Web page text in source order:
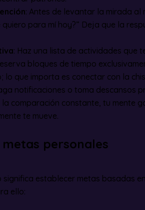
: Antes de levantar la mirada al
quiero para mí hoy?” Deja que la
: Haz una lista de actividades que
bloques de tiempo
lo que importa es conectar con la
notificaciones o toma descansos
la comparación constante, tu mente
te mueve.
personales
significa establecer metas basadas
ello: